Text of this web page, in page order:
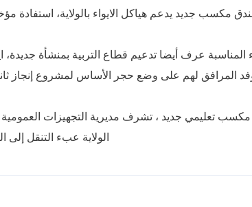
مكسب جديد يدعم هياكل الايواء بالولاية،
المناسبة عرف أيضا تدعيم قطاع التربية بمنشأة
مكسب تعليمي جديد ، تشرف مديرية التجهيزات العمومية
الولاية عبء التنقل